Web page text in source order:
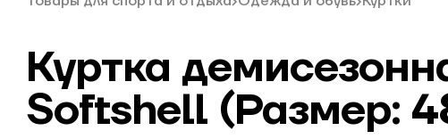
Куртка
Softshell (Размер: